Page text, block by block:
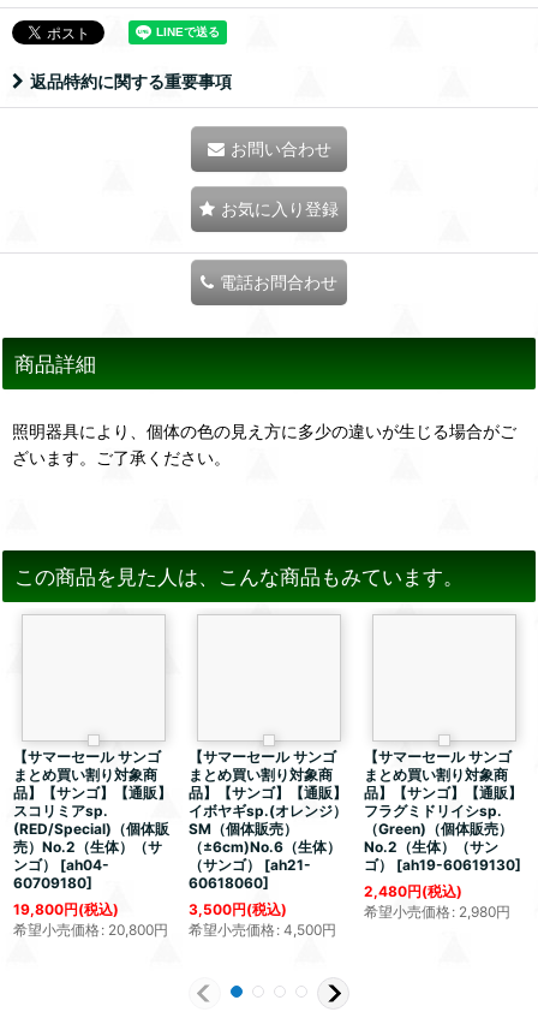
返品特約に関する重要事項
お問い合わせ
お気に入り登録
電話お問合わせ
商品詳細
照明器具により、個体の色の見え方に多少の違いが生じる場合がご
ざいます。ご了承ください。
この商品を見た人は、こんな商品もみています。
【サマーセール サンゴ
まとめ買い割り対象商
品】【サンゴ】【通販】
スコリミアsp.
(RED/Special)（個体販
売）No.2（生体）（サ
ンゴ）
[ah04-
60709180]
19,800円(税込)
希望小売価格: 20,800円
【サマーセール サンゴ
まとめ買い割り対象商
品】【サンゴ】【通販】
イボヤギsp.(オレンジ）
SM（個体販売）
（±6cm)No.6（生体）
（サンゴ）
[ah21-
60618060]
3,500円(税込)
希望小売価格: 4,500円
【サマーセール サンゴ
まとめ買い割り対象商
品】【サンゴ】【通販】
フラグミドリイシsp.
（Green)（個体販売）
No.2（生体）（サン
ゴ）
[ah19-60619130]
2,480円(税込)
希望小売価格: 2,980円